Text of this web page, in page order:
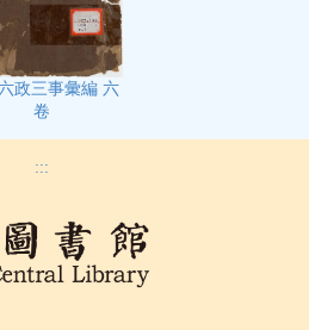
政三事彙編 六
卷
:::